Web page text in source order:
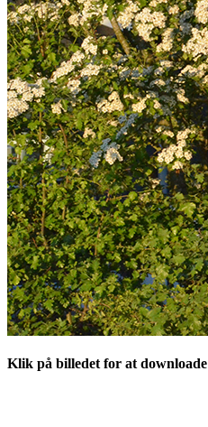
Klik på billedet for at downloade